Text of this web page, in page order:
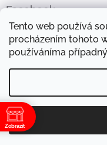
Tento web používá
procházením tohoto
používáníma
Facebook
Vytvořil Shoptet
Zobrazit